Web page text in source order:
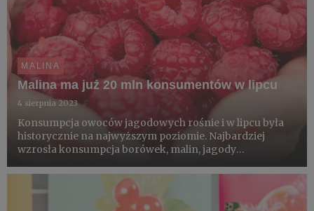
MALINA
Malina ma już 20 mln konsumentów w lipcu
4 sierpnia 2023
Konsumpcja owoców jagodowych rośnie i w lipcu była
historycznie na najwyższym poziomie. Najbardziej
wzrosła konsumpcja borówek, malin, jagody
tych gatunków to dane podsumowujące sezon. Dla
maliny - pierwszą jego cz...